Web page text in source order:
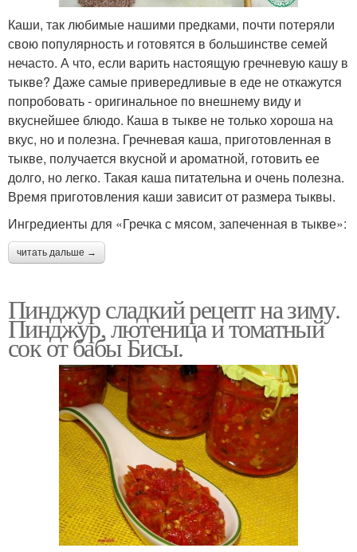
Каши, так любимые нашими предками, почти потеряли
свою популярность и готовятся в большинстве семей
нечасто. А что, если варить настоящую гречневую кашу в
тыкве? Даже самые привередливые в еде не откажутся
попробовать - оригинальное по внешнему виду и
вкуснейшее блюдо. Каша в тыкве не только хороша на
вкус, но и полезна. Гречневая каша, приготовленная в
тыкве, получается вкусной и ароматной, готовить ее
долго, но легко. Такая каша питательна и очень полезна.
Время приготовления каши зависит от размера тыквы.
Ингредиенты для «Гречка с мясом, запеченная в тыкве»:
читать дальше →
Пинджур сладкий рецепт на зиму.
Пинджур, лютеница и томатный
сок от бабы Бисы.